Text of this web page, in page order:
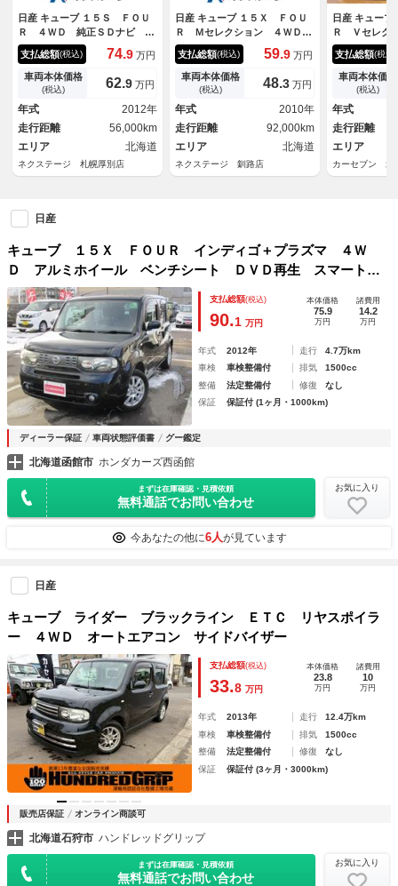
日産 キューブ １５Ｓ ＦＯＵ
Ｒ ４ＷＤ 純正ＳＤナビ バ
ックカメラ 禁煙車 デジタル
インナーミラー ドラレコ Ｅ
ＴＣ スマートキー ＨＩＤヘ
ッド オートエアコン Ｂｌｕ
ｅｔｏｏｔｈ ＣＤ ＤＶＤ再
生
支払総額(税込) 74.9 万円
車両本体価格
(税込) 62.9 万円
年式
2012年
走行距離
56,000km
エリア
北海道
ネクステージ 札幌厚別店
日産 キューブ １５Ｘ ＦＯＵ
Ｒ Ｍセレクション ４ＷＤ
ＬＥＤヘッド ＣＤ インテリ
キー 電動格納ミラー
支払総額(税込) 59.9 万円
車両本体価格
(税込) 48.3 万円
年式
2010年
走行距離
92,000km
エリア
北海道
ネクステージ 釧路店
日産 キュー
Ｒ Ｖセレク
メラ ドライ
ＴＣ フルセ
キー オート
ミラー Ｂｌ
プッシュスタ
ョン
支払総額(税込)
車両本体価格
(税込)
年式
走行距離
エリア
カーセブン 北
日産
キューブ １５Ｘ ＦＯＵＲ インディゴ＋プラズマ ４Ｗ
Ｄ アルミホイール ベンチシート ＤＶＤ再生 スマートキ
ー 盗難防止システム 衝突安全ボディ エアバッグ エアコ
ン パワーステアリング パワーウィンドウ ＣＤ ＡＢＳ
支払総額(税込)
90.1 万円
本体価格
75.9
万円
諸費用
14.2
万円
年式 2012年 走行
4.7万km
車検
車検整備付 排気
1500cc
整備
法定整備付 修復
なし
保証
保証付 (1ヶ月・1000km)
ディーラー保証 車両状態評価書 グー鑑定
北海道函館市 ホンダカーズ西函館
まずは在庫確認・見積依頼
無料通話でお問い合わせ
お気に入り
今あなたの他に6人が見ています
日産
キューブ ライダー ブラックライン ＥＴＣ リヤスポイラ
ー ４ＷＤ オートエアコン サイドバイザー
支払総額(税込)
33.8 万円
本体価格
23.8
万円
諸費用
10
万円
年式 2013年 走行
12.4万km
車検
車検整備付 排気
1500cc
整備
法定整備付 修復
なし
保証
保証付 (3ヶ月・3000km)
販売店保証 オンライン商談可
北海道石狩市 ハンドレッドグリップ
まずは在庫確認・見積依頼
無料通話でお問い合わせ
お気に入り